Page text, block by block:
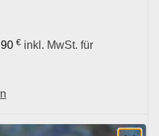
€ inkl. MwSt. für